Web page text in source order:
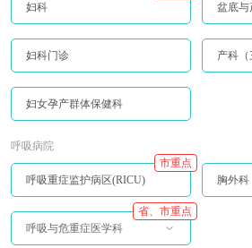
妇科
盆底与
妇科门诊
妇女孕产群体保健科
呼吸病院
呼吸重症监护病区(RICU)
市重点
胸外科
呼吸与危重症医学科
省、市重点